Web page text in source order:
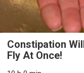
Constipation
Fly At Once!